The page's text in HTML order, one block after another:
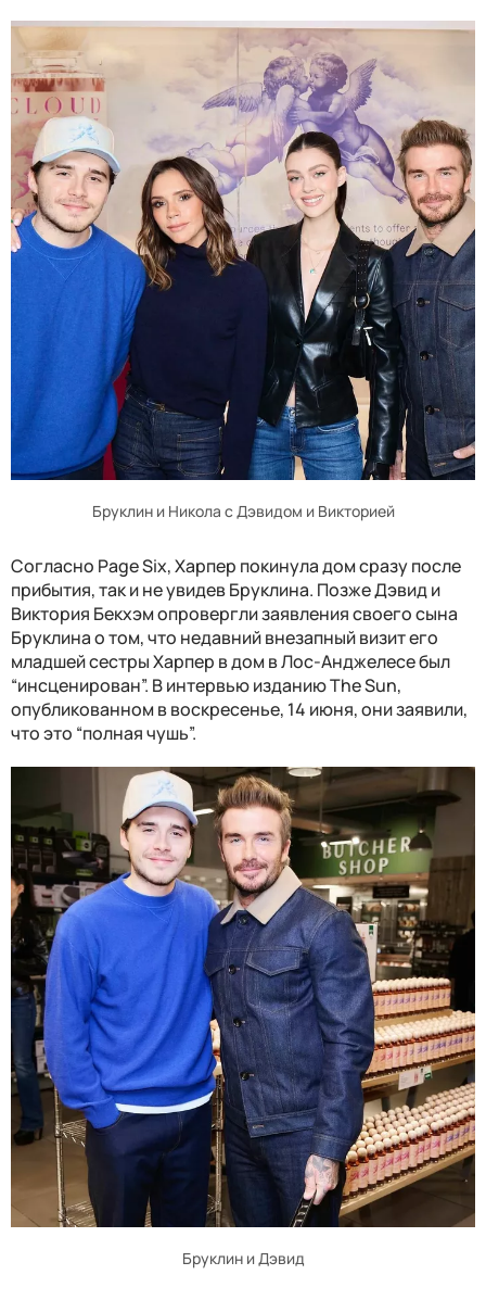
Бруклин и Никола с Дэвидом и Викторией
Согласно Page Six, Харпер покинула дом сразу после
прибытия, так и не увидев Бруклина. Позже Дэвид и
Виктория Бекхэм опровергли заявления своего сына
Бруклина о том, что недавний внезапный визит его
младшей сестры Харпер в дом в Лос-Анджелесе был
“инсценирован”. В интервью изданию The Sun,
опубликованном в воскресенье, 14 июня, они заявили,
что это “полная чушь”.
Бруклин и Дэвид